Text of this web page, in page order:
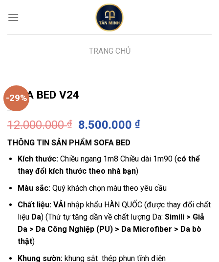
TRANG CHỦ
-29%
SOFA BED V24
12.000.000₫
Giá
gốc
là:
12.000.000 ₫.
8.500.000₫Giá
là:
THÔNG TIN SẢN PHẨM SOFA BED
Kích thước:Chiều ngang 1m8 Chiều dài 1m90 (có thể
thay đổi kích thước theo nhà bạn)
Màu sắc:Quý khách chọn màu theo yêu cầu
Chất liệu: VẢI nhập khẩu HÀN QUỐC (được thay đổi chất
liệu Da) (Thứ tự tăng dần về chất lượng Da: Simili > Giả
Da > Da Công Nghiệp (PU) > Da Microfiber > Da bò
thật)
Khung sườn:khung sắt thép phun tĩnh điện